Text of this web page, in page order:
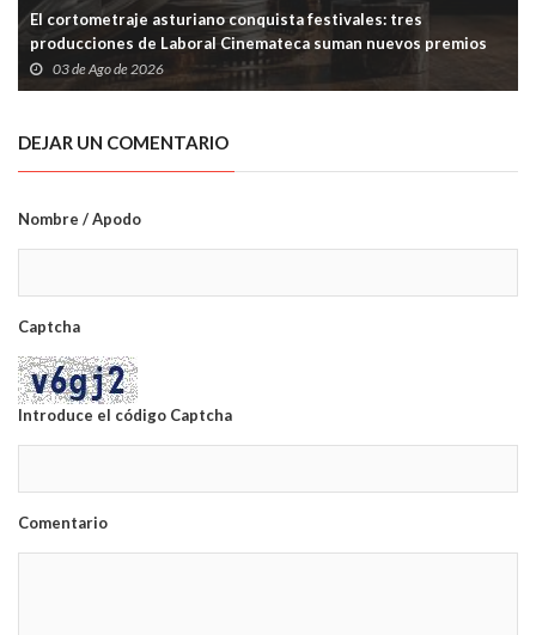
El cortometraje asturiano conquista festivales: tres
producciones de Laboral Cinemateca suman nuevos premios
03 de Ago de 2026
DEJAR UN COMENTARIO
Nombre / Apodo
Captcha
Introduce el código Captcha
Comentario